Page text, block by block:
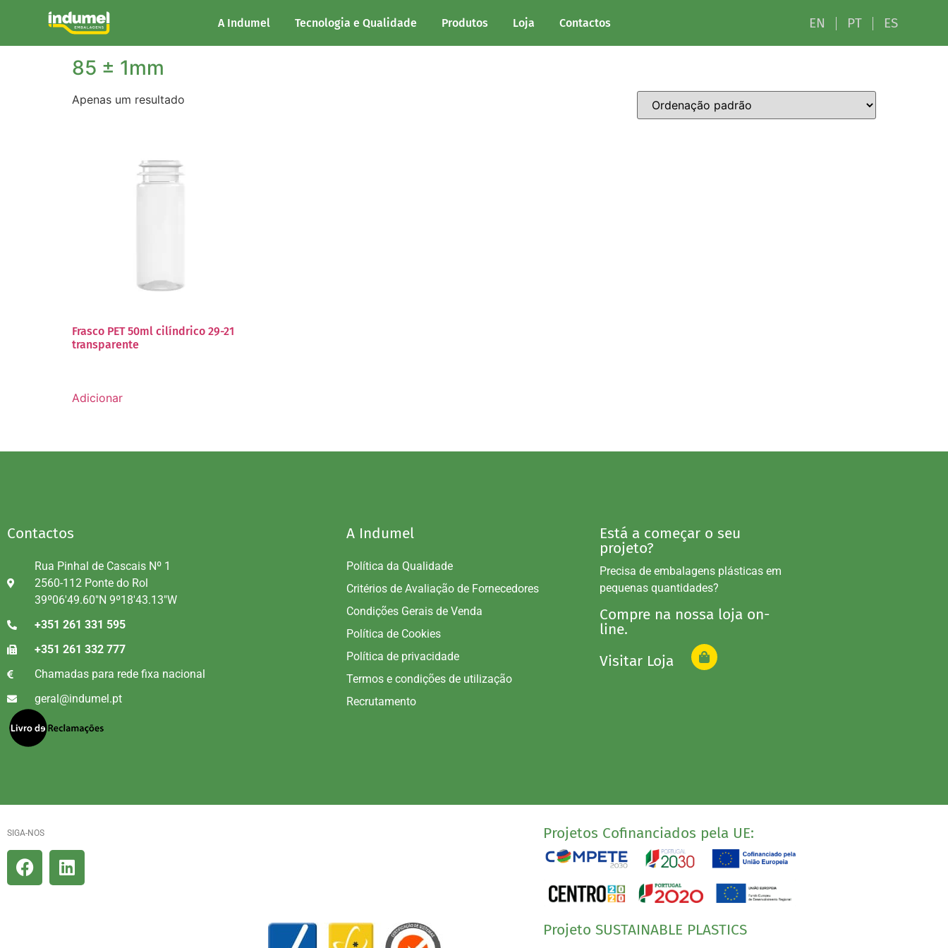
A Indumel Tecnologia e Qualidade Produtos Loja Contactos EN PT ES
/ Altura do produto / 85 ± 1mm
85 ± 1mm
Apenas um resultado
Frasco PET 50ml cilíndrico 29-21
transparente
Adicionar
Contactos
Rua Pinhal de Cascais Nº 1
2560-112 Ponte do Rol
39º06'49.60"N 9º18'43.13"W
+351 261 331 595
+351 261 332 777
Chamadas para rede fixa nacional
geral@indumel.pt
A Indumel
Política da Qualidade
Critérios de Avaliação de Fornecedores
Condições Gerais de Venda
Política de Cookies
Política de privacidade
Termos e condições de utilização
Recrutamento
Está a começar o seu
projeto?
Precisa de embalagens plásticas em
pequenas quantidades?
Compre na nossa loja on-
line.
Visitar Loja
SIGA-NOS Projetos Cofinanciados pela UE:
Projeto SUSTAINABLE PLASTICS